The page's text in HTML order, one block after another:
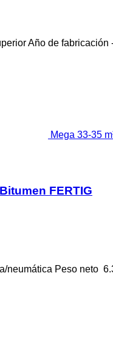
Año de fabricación
Mega 33-35
FERTIG
neumática Peso neto